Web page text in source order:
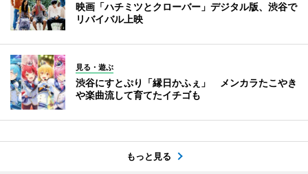
映画「ハチミツとクローバー」デジタル版、渋谷で
リバイバル上映
見る・遊ぶ
渋谷にすとぷり「縁日かふぇ」 メンカラたこやき
や楽曲流して育てたイチゴも
もっと見る